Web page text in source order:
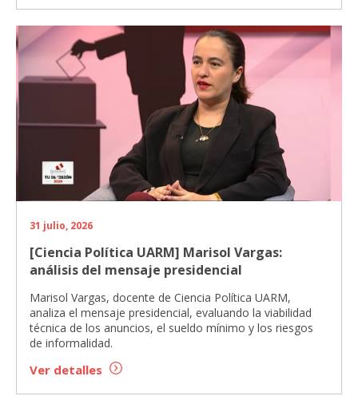
31 julio, 2026
[Ciencia Política UARM] Marisol Vargas:
análisis del mensaje presidencial
Marisol Vargas, docente de Ciencia Política UARM,
analiza el mensaje presidencial, evaluando la viabilidad
técnica de los anuncios, el sueldo mínimo y los riesgos
de informalidad.
Ver detalles